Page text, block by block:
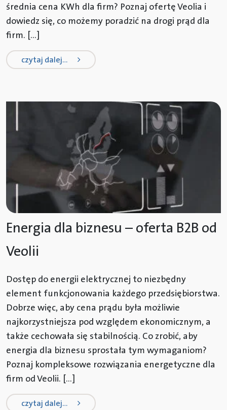
średnia cena KWh dla firm? Poznaj ofertę Veolia i
dowiedz się, co możemy poradzić na drogi prąd dla
firm. […]
czytaj dalej…from co z prądem dla
Energia dla biznesu – oferta B2B od
Veolii
Dostęp do energii elektrycznej to niezbędny
element funkcjonowania każdego przedsiębiorstwa.
Dobrze więc, aby cena prądu była możliwie
najkorzystniejsza pod względem ekonomicznym, a
także cechowała się stabilnością. Co zrobić, aby
energia dla biznesu sprostała tym wymaganiom?
Poznaj kompleksowe rozwiązania energetyczne dla
firm od Veolii. […]
czytaj dalej…from energia dla biznesu – oferta